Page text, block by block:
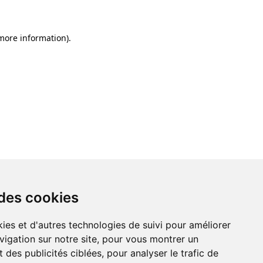
cookies
et d'autres technologies de suivi pour améliorer
sur notre site, pour vous montrer un
des publicités ciblées, pour analyser le trafic de
information).